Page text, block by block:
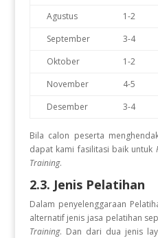
Agustus
1-2
September
3-4
Oktober
1-2
November
4-5
Desember
3-4
Bila calon peserta
dapat kami fasilitasi baik untuk
Training.
2.3. Jenis Pelatihan
Dalam penyelenggaraan
alternatif jenis jasa pelatihan
Training. Dan dari dua jenis